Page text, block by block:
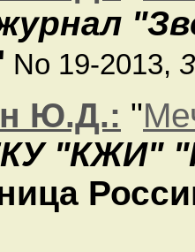
No 19-2013,
Ю.Д.: "
"КЖИ"